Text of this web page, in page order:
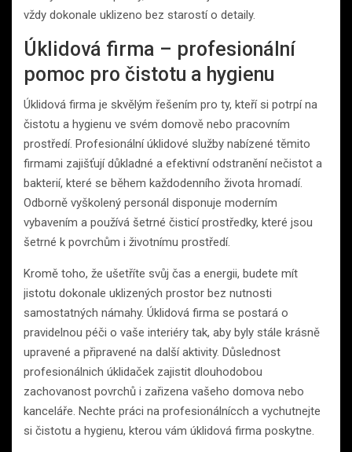
vždy dokonale uklizeno bez starostí o detaily.
Úklidová firma – profesionální
pomoc pro čistotu a hygienu
Úklidová firma je skvělým řešením pro ty, kteří si potrpí na
čistotu a hygienu ve svém domově nebo pracovním
prostředí. Profesionální úklidové služby nabízené těmito
firmami zajišťují důkladné a efektivní odstranění nečistot a
bakterií, které se během každodenního života hromadí.
Odborně vyškolený personál disponuje moderním
vybavením a používá šetrné čisticí prostředky, které jsou
šetrné k povrchům i životnímu prostředí.
Kromě toho, že ušetříte svůj čas a energii, budete mít
jistotu dokonale uklizených prostor bez nutnosti
samostatných námahy. Úklidová firma se postará o
pravidelnou péči o vaše interiéry tak, aby byly stále krásně
upravené a připravené na další aktivity. Důslednost
profesionálnich úklidaček zajistit dlouhodobou
zachovanost povrchů i zařizena vašeho domova nebo
kanceláře. Nechte práci na profesionálnícch a vychutnejte
si čistotu a hygienu, kterou vám úklidová firma poskytne.